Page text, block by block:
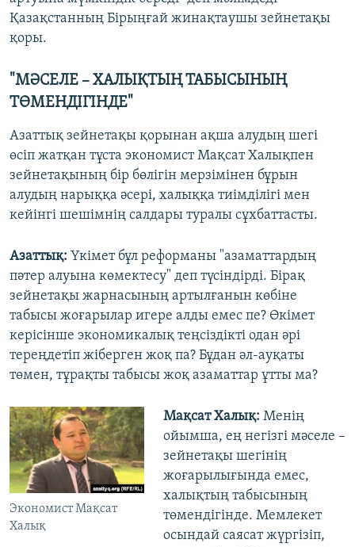
Қазақстанның Бірыңғай жинақтаушы зейнетақы
қоры.
"МӘСЕЛЕ – ХАЛЫҚТЫҢ ТАБЫСЫНЫҢ
ТӨМЕНДІГІНДЕ"
Азаттық зейнетақы қорынан ақша алудың шегі
өсіп жатқан тұста экономист Мақсат Халықпен
зейнетақының бір бөлігін мерзімінен бұрын
алудың нарыққа әсері, халыққа тиімділігі мен
кейінгі шешімнің салдары туралы сұхбаттасты.
Азаттық: Үкімет бұл реформаны "азаматтардың
пәтер алуына көмектесу" деп түсіндірді. Бірақ
зейнетақы жарнасының артылғанын көбіне
табысы жоғарылар игере алды емес пе? Өкімет
керісінше экономикалық теңсіздікті одан әрі
тереңдетіп жіберген жоқ па? Бұдан әл-ауқаты
төмен, тұрақты табысы жоқ азаматтар ұтты ма?
Экономист Мақсат
Халық
Мақсат Халық: Менің
ойымша, ең негізгі мәселе –
зейнетақы шегінің
жоғарылығында емес,
халықтың табысының
төмендігінде. Мемлекет
осындай саясат жүргізіп,